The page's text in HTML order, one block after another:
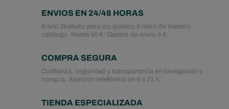
ENVIOS EN 24/48 HORAS
Envío Gratuito para los quesos Entero de nuestro
catálogo. Hasta 40 €: Gastos de envío 4 €.
COMPRA SEGURA
Confianza, seguridad y transparencia en navegación y
compra. Atención telefónica de 9 a 21 h.
TIENDA ESPECIALIZADA